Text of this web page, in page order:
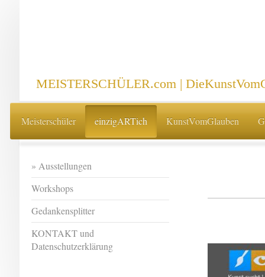
MEISTERSCHÜLER.com |
Meisterschüler einzigARTich KunstVomGlauben
Ausstellungen
Workshops
Gedankensplitter
KONTAKT und
Datenschutzerklärung